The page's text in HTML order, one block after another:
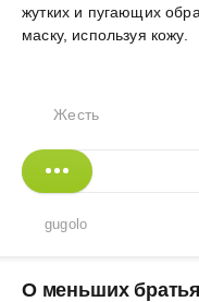
жутких и пугающих
маску, используя кожу.
Жесть
gugolo
О меньших